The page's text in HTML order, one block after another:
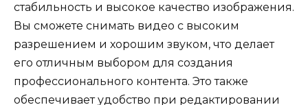
стабильность и высокое качество изображения.
Вы сможете снимать видео с высоким
разрешением и хорошим звуком, что делает
его отличным выбором для создания
профессионального контента. Это также
обеспечивает удобство при редактировании